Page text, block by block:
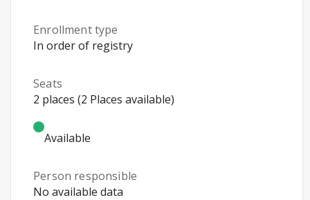
Enrollment type
In order of registry
Seats
2 places (2 Places available)
Available
Person responsible
No available data